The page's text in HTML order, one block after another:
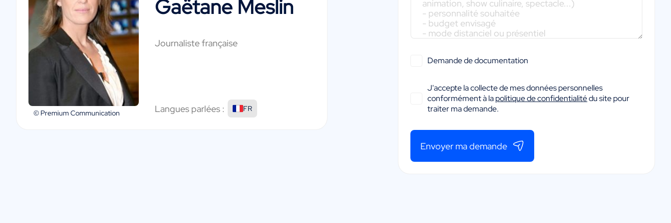
© Premium Communication
Gaëtane Meslin
Journaliste française
Langues parlées : FR
Demande de documentation
J'accepte la collecte de mes données personnelles
conformément à lapolitique de confidentialitédu site pour
traiter ma demande.
Envoyer ma demande